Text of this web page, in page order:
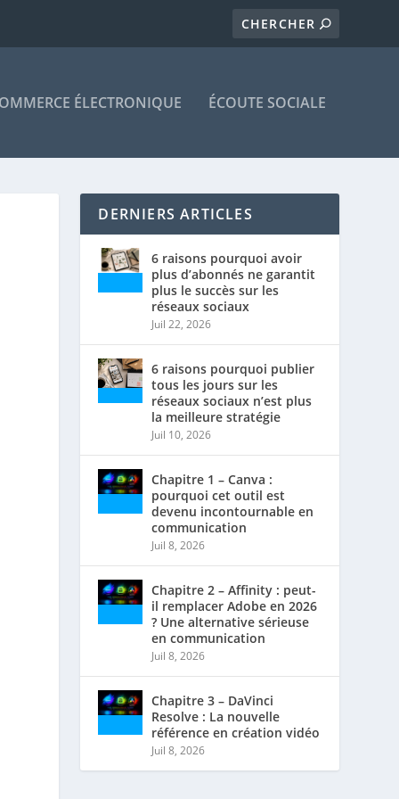
ÉLECTRONIQUE ÉCOUTE SOCIALE
DERNIERS ARTICLES
6 raisons pourquoi avoir
plus d’abonnés ne garantit
plus le succès sur les
réseaux sociaux
Juil 22, 2026
6 raisons pourquoi publier
tous les jours sur les
réseaux sociaux n’est plus
la meilleure stratégie
Juil 10, 2026
Chapitre 1 – Canva :
pourquoi cet outil est
devenu incontournable en
communication
Juil 8, 2026
Chapitre 2 – Affinity : peut-
il remplacer Adobe en 2026
? Une alternative sérieuse
en communication
Juil 8, 2026
Chapitre 3 – DaVinci
Resolve : La nouvelle
référence en création vidéo
Juil 8, 2026